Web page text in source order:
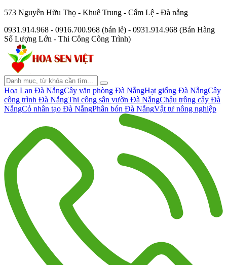
573 Nguyễn Hữu Thọ - Khuê Trung - Cẩm Lệ - Đà nẵng
0931.914.968 - 0916.700.968 (bán lẻ) - 0931.914.968 (Bán Hàng
Số Lượng Lớn - Thi Công Công Trình)
Hoa Lan Đà NẵngCây văn phòng Đà NẵngHạt giống Đà NẵngCây
công trình Đà NẵngThi công sân vườn Đà NẵngChậu trồng cây Đà
NẵngCỏ nhân tạo Đà NẵngPhân bón Đà NẵngVật tư nông nghiệp